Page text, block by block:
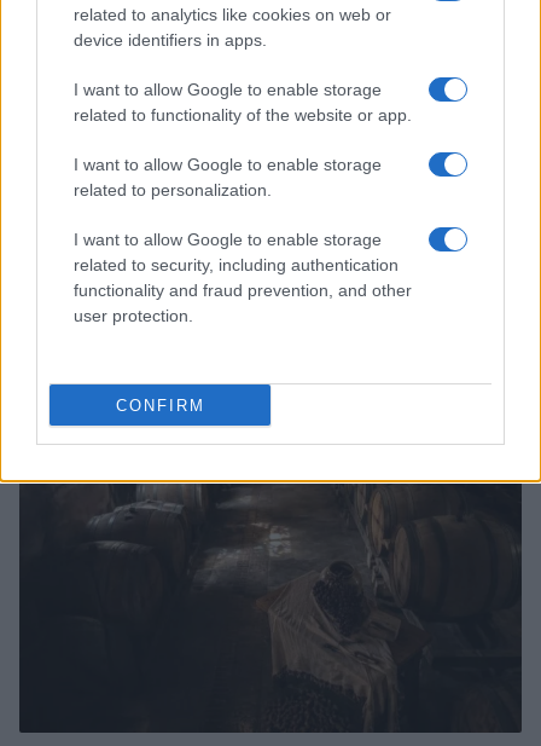
related to analytics like cookies on web or
device identifiers in apps.
I want to allow Google to enable storage
related to functionality of the website or app.
I want to allow Google to enable storage
related to personalization.
I want to allow Google to enable storage
related to security, including authentication
functionality and fraud prevention, and other
user protection.
CONFIRM
EVENTI E AGENDA